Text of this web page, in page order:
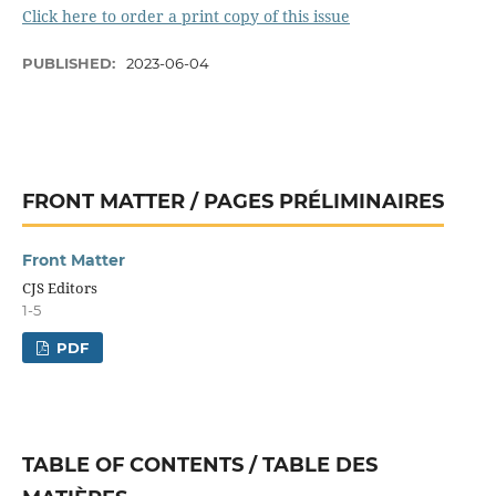
Click here to order a print copy of this issue
PUBLISHED: 2023-06-04
FRONT MATTER / PAGES PRÉLIMINAIRES
Front Matter
CJS Editors
1-5
PDF
TABLE OF CONTENTS / TABLE DES